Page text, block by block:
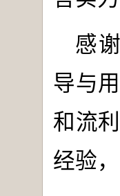
感
导与
和流
经验